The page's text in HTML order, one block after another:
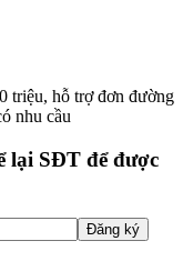
triệu, hỗ trợ đơn đường
nhu cầu
lại SĐT để được